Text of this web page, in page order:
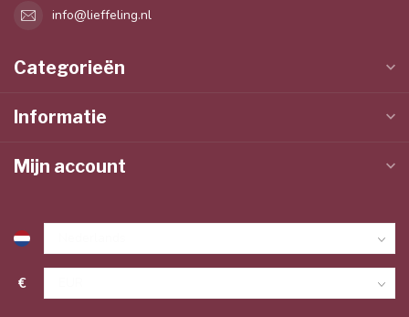
info@lieffeling.nl
Categorieën
Informatie
Mijn account
€